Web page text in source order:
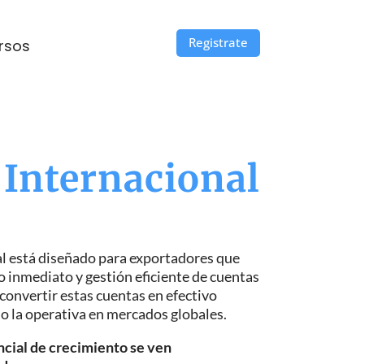
Registrate
diseñado para exportadores que
inmediato y gestión eficiente de cuentas
estas cuentas en efectivo
la operativa en mercados globales.
de crecimiento se ven